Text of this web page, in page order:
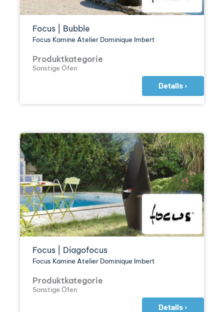
Focus | Bubble
Focus Kamine Atelier Dominique Imbert
Produktkategorie
Sonstige Öfen
Details ›
Focus | Diagofocus
Focus Kamine Atelier Dominique Imbert
Produktkategorie
Sonstige Öfen
Details ›